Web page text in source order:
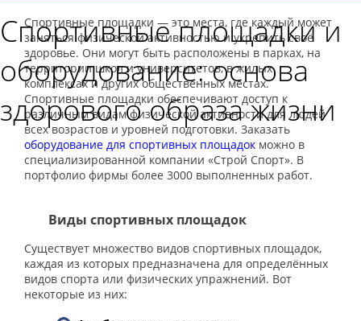
Спортивные площадки и
оборудование: основа
здорового образа жизни
Спортивные площадки — это места, где каждый может
заняться физической активностью и укрепить своё
здоровье. Они могут быть расположены в парках, на
территории школ и университетов, в жилых
комплексах и других общественных местах.
Спортивные площадки обеспечивают доступ к
различным видам физической активности для людей
всех возрастов и уровней подготовки. Заказать
оборудование для спортивных площадок можно в
специализированной компании «Строй Спорт». В
портфолио фирмы более 3000 выполненных работ.
Виды спортивных площадок
Существует множество видов спортивных площадок,
каждая из которых предназначена для определённых
видов спорта или физических упражнений. Вот
некоторые из них: